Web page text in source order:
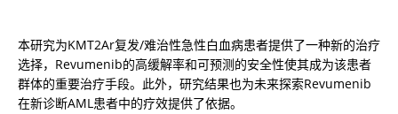
本研究为KMT2Ar复发/难治性急性白血病患者提供了一种新的治疗
选择，Revumenib的高缓解率和可预测的安全性使其成为该患者
群体的重要治疗手段。此外，研究结果也为未来探索Revumenib
在新诊断AML患者中的疗效提供了依据。